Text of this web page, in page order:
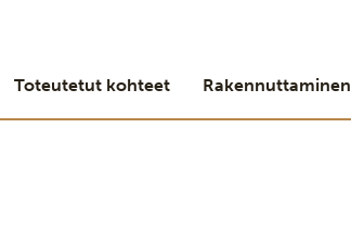
Toteutetut kohteet Rakennuttaminen